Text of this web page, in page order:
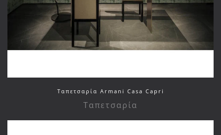
Ταπετσαρία Armani Casa Capri
Ταπετσαρία